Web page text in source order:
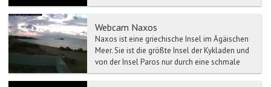
Webcam Naxos
Naxos ist eine griechische Insel im Ägäischen
Meer. Sie ist die größte Insel der Kykladen und
von der Insel Paros nur durch eine schmale
Meerenge g...